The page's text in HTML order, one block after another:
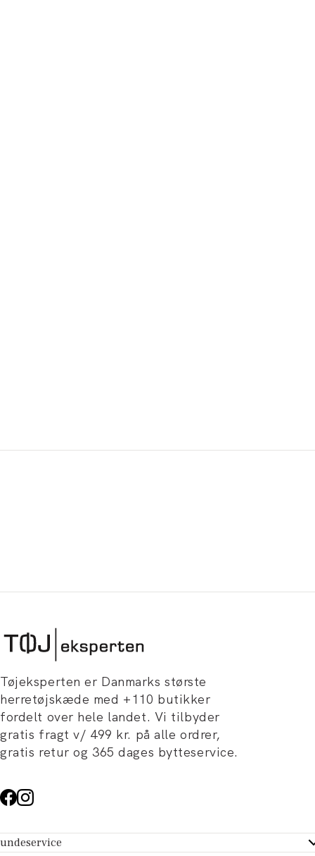
Tøjeksperten er Danmarks største
herretøjskæde med +110 butikker
fordelt over hele landet. Vi tilbyder
gratis fragt v/ 499 kr. på alle ordrer,
gratis retur og 365 dages bytteservice.